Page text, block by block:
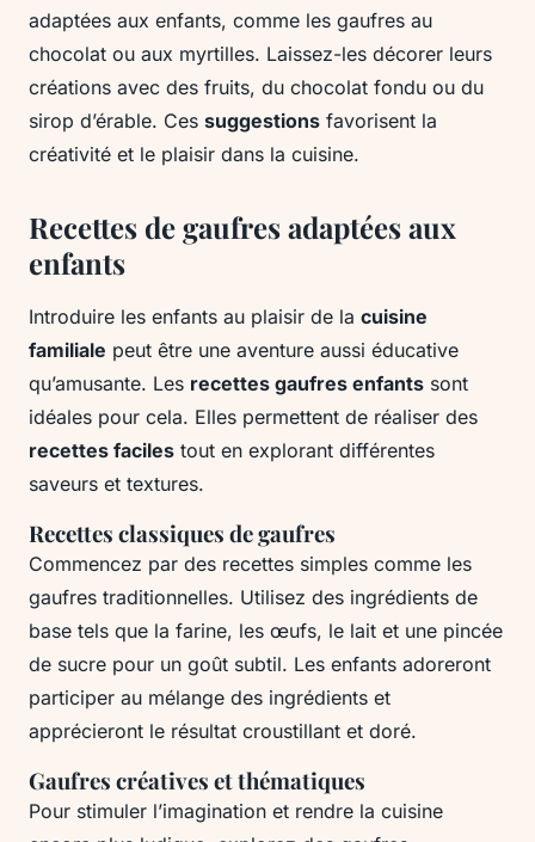
adaptées aux enfants, comme les gaufres au
chocolat ou aux myrtilles. Laissez-les décorer leurs
créations avec des fruits, du chocolat fondu ou du
sirop d’érable. Ces suggestions favorisent la
créativité et le plaisir dans la cuisine.
Recettes de gaufres adaptées aux
enfants
Introduire les enfants au plaisir de la cuisine
familiale peut être une aventure aussi éducative
qu’amusante. Les recettes gaufres enfants sont
idéales pour cela. Elles permettent de réaliser des
recettes faciles tout en explorant différentes
saveurs et textures.
Recettes classiques de gaufres
Commencez par des recettes simples comme les
gaufres traditionnelles. Utilisez des ingrédients de
base tels que la farine, les œufs, le lait et une pincée
de sucre pour un goût subtil. Les enfants adoreront
participer au mélange des ingrédients et
apprécieront le résultat croustillant et doré.
Gaufres créatives et thématiques
Pour stimuler l’imagination et rendre la cuisine